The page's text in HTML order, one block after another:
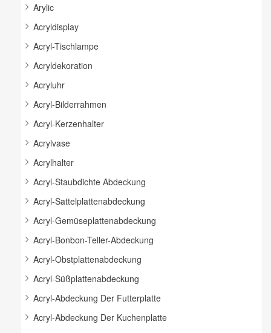
Arylic
Acryldisplay
Acryl-Tischlampe
Acryldekoration
Acryluhr
Acryl-Bilderrahmen
Acryl-Kerzenhalter
Acrylvase
Acrylhalter
Acryl-Staubdichte Abdeckung
Acryl-Sattelplattenabdeckung
Acryl-Gemüseplattenabdeckung
Acryl-Bonbon-Teller-Abdeckung
Acryl-Obstplattenabdeckung
Acryl-Süßplattenabdeckung
Acryl-Abdeckung Der Futterplatte
Acryl-Abdeckung Der Kuchenplatte